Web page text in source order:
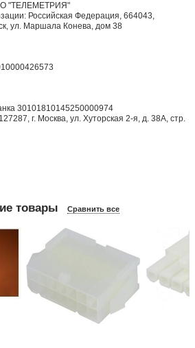
"ТЕЛЕМЕТРИЯ"
Российская Федерация, 664043,
ул. Маршала Конева, дом 38
30101810145250000974
г. Москва, ул. Хуторская 2-я, д. 38А, стр.
товары Сравнить все